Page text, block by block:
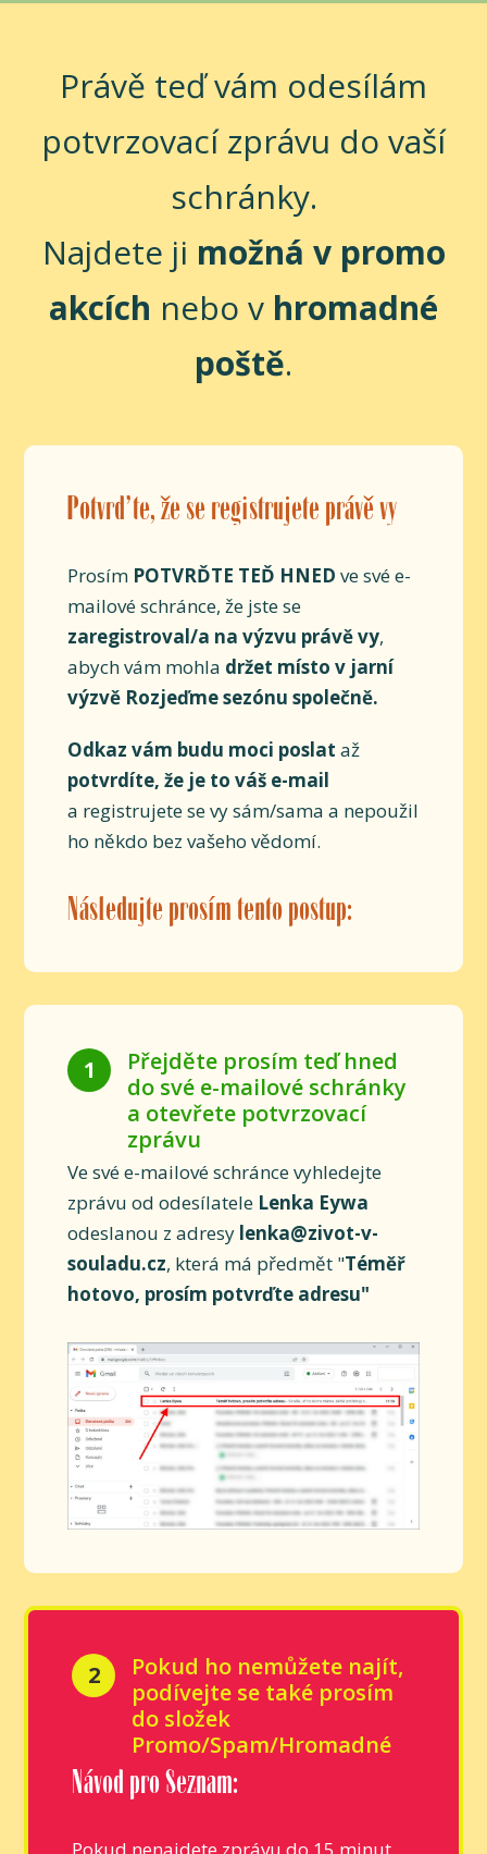
Právě teď vám odesílám
potvrzovací zprávu do vaší
schránky.
Najdete ji možná v promo
akcích nebo v hromadné
poště.
Potvrďte, že se registrujete právě vy
Prosím POTVRĎTE TEĎ HNED ve své e-
mailové schránce, že jste se
zaregistroval/a na výzvu právě vy,
abych vám mohla držet místo v jarní
výzvě Rozjeďme sezónu společně.
Odkaz vám budu moci poslat až
potvrdíte, že je to váš e-mail
a registrujete se vy sám/sama a nepoužil
ho někdo bez vašeho vědomí.
Následujte prosím tento postup:
1
Přejděte prosím teď hned
do své e-mailové schránky
a otevřete potvrzovací
zprávu
Ve své e-mailové schránce vyhledejte
zprávu od odesílatele Lenka Eywa
odeslanou z adresy lenka@zivot-v-
souladu.cz, která má předmět "Téměř
hotovo, prosím potvrďte adresu"
2
Pokud ho nemůžete najít,
podívejte se také prosím
do složek
Promo/Spam/Hromadné
Návod pro Seznam:
Pokud nenajdete zprávu do 15 minut